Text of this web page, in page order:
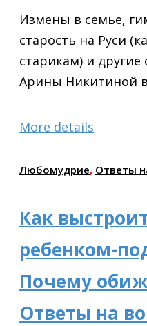
Измены в семье,
старость на Руси
старикам) и
Арины Никитиной
More details
Любомудрие, Ответы
Как
ребенком-
Почему
Ответы на